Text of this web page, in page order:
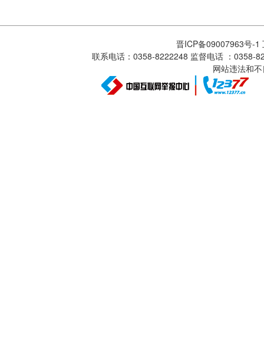
晋ICP备09007963号-1
联系电话：0358-8222248 监督电话 ：
网站违法和